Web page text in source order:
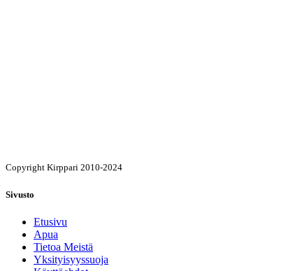
Copyright Kirppari 2010-2024
Sivusto
Etusivu
Apua
Tietoa Meistä
Yksityisyyssuoja